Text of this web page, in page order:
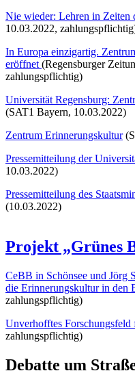
Nie wieder: Lehren in Zeiten
10.03.2022,
In Europa einzigartig.
eröffnet(Regensburger
zahlungspflichtig)
Universität Regensburg:
(SAT1 Bayern, 10.03.2022)
Zentrum Erinnerungskultur
Pressemitteilung der
10.03.2022)
Pressemitteilung des
(10.03.2022)
Projekt „Grünes
CeBB in Schönsee und Jörg
die Erinnerungskultur in den
zahlungspflichtig)
Unverhofftes Forschungsfeld
zahlungspflichtig)
Debatte um